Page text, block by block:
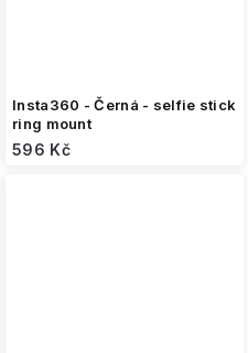
Insta360 - Černá - selfie stick
ring mount
596 Kč